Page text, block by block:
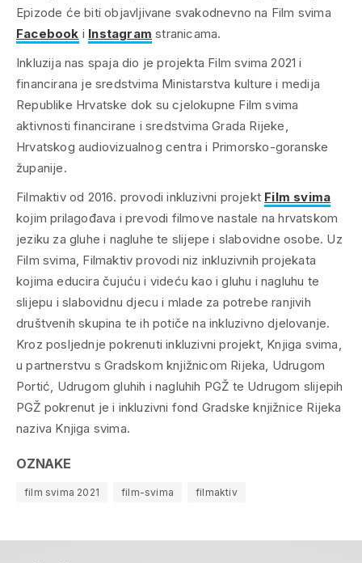
Epizode će biti objavljivane svakodnevno na Film svima
Facebook i Instagram stranicama.
Inkluzija nas spaja dio je projekta Film svima 2021 i
financirana je sredstvima Ministarstva kulture i medija
Republike Hrvatske dok su cjelokupne Film svima
aktivnosti financirane i sredstvima Grada Rijeke,
Hrvatskog audiovizualnog centra i Primorsko-goranske
županije.
Filmaktiv od 2016. provodi inkluzivni projekt Film svima
kojim prilagođava i prevodi filmove nastale na hrvatskom
jeziku za gluhe i nagluhe te slijepe i slabovidne osobe. Uz
Film svima, Filmaktiv provodi niz inkluzivnih projekata
kojima educira čujuću i videću kao i gluhu i nagluhu te
slijepu i slabovidnu djecu i mlade za potrebe ranjivih
društvenih skupina te ih potiče na inkluzivno djelovanje.
Kroz posljednje pokrenuti inkluzivni projekt, Knjiga svima,
u partnerstvu s Gradskom knjižnicom Rijeka, Udrugom
Portić, Udrugom gluhih i nagluhih PGŽ te Udrugom slijepih
PGŽ pokrenut je i inkluzivni fond Gradske knjižnice Rijeka
naziva Knjiga svima.
OZNAKE
film svima 2021 film-svima filmaktiv